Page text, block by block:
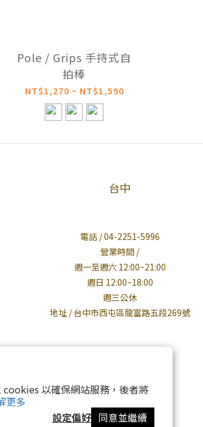
以確保網站服務，後者將
更多
設定偏好 同意並繼續
Pole / Grips 手持式自
拍棒
NT$1,270 ~ NT$1,590
台中
電話 / 04-2251-5996
營業時間 /
週一至週六 12:00~21:00
週日 12:00~18:00
週三公休
地址 / 台中市西屯區龍富路五段269號